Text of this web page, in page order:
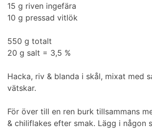
15 g riven ingefära
10 g pressad vitlök
550 g totalt
20 g salt = 3,5 %
Hacka, riv & blanda i skål, mixat med
vätskar.
För över till en ren burk tillsammans
& chiliflakes efter smak. Lägg i någon